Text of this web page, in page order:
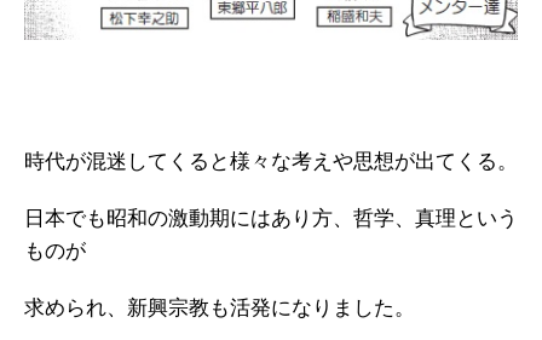
時代が混迷してくると様々な考えや思想が出てくる。
日本でも昭和の激動期にはあり方、哲学、真理という
ものが
求められ、新興宗教も活発になりました。